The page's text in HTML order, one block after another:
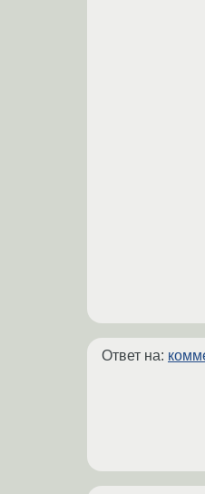
Ответ на: